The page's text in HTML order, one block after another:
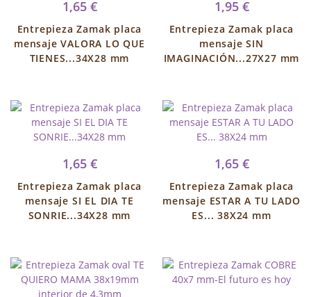
1,65 €
Entrepieza Zamak placa
mensaje VALORA LO QUE
TIENES...34X28 mm
1,95 €
Entrepieza Zamak placa
mensaje SIN
IMAGINACIÓN...27X27 mm
1,65 €
Entrepieza Zamak placa
mensaje SI EL DIA TE
SONRIE...34X28 mm
1,65 €
Entrepieza Zamak placa
mensaje ESTAR A TU LADO
ES... 38X24 mm